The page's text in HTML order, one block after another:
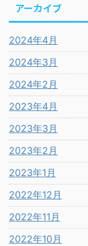
アーカイブ
2024年4月
2024年3月
2024年2月
2023年4月
2023年3月
2023年2月
2023年1月
2022年12月
2022年11月
2022年10月